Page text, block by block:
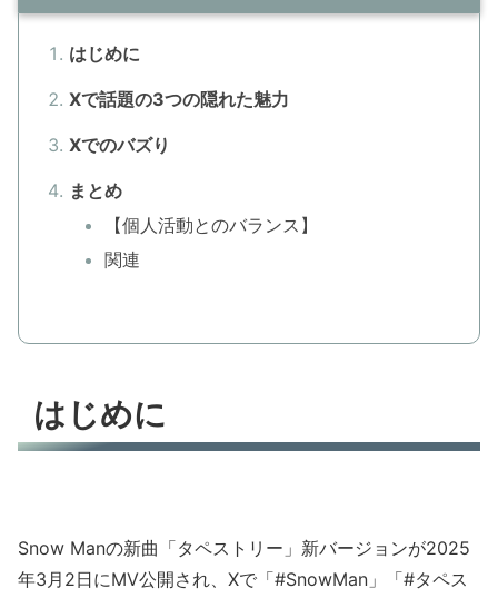
はじめに
Xで話題の3つの隠れた魅力
Xでのバズり
まとめ
【個人活動とのバランス】
関連
はじめに
Snow Manの新曲「タペストリー」新バージョンが2025
年3月2日にMV公開され、Xで「#SnowMan」「#タペス